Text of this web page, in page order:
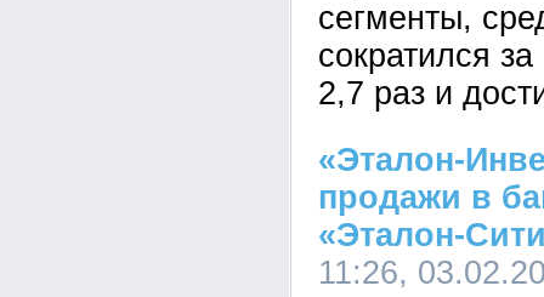
сегменты,
сократился
2,7 раз и
«Эталон-
продажи в
«Эталон-
11:26,